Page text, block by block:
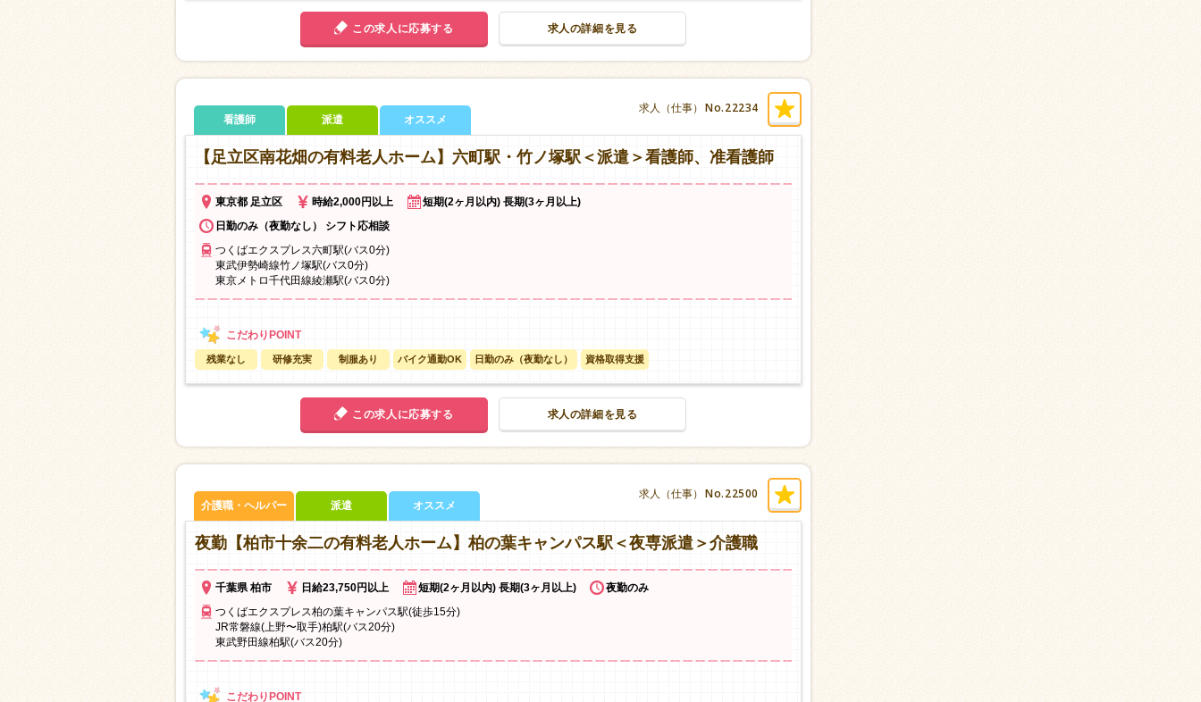
この求人に応募する 求人の詳細を見る
求人（仕事） No.22234
看護師 派遣 オススメ
【足立区南花畑の有料老人ホーム】六町駅・竹ノ塚駅＜派遣＞看護師、准看護師
東京都 足立区 時給2,000円以上
短期(2ヶ月以内) 長期(3ヶ月以上)
日勤のみ（夜勤なし） シフト応相談
つくばエクスプレス六町駅(バス0分)
東武伊勢崎線竹ノ塚駅(バス0分)
東京メトロ千代田線綾瀬駅(バス0分)
残業なし 研修充実 制服あり バイク通勤OK 日勤のみ（夜勤なし） 資格取得支援
この求人に応募する 求人の詳細を見る
求人（仕事） No.22500
介護職・ヘルパー 派遣 オススメ
夜勤【柏市十余二の有料老人ホーム】柏の葉キャンパス駅＜夜専派遣＞介護職
千葉県 柏市 日給23,750円以上 短期(2ヶ月以内) 長期(3ヶ月以上)
夜勤のみ
つくばエクスプレス柏の葉キャンパス駅(徒歩15分)
JR常磐線(上野〜取手)柏駅(バス20分)
東武野田線柏駅(バス20分)